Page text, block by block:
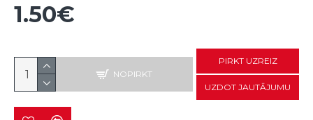
1.50€
NOPIRKT
PIRKT UZREIZ
UZDOT JAUTĀJUMU